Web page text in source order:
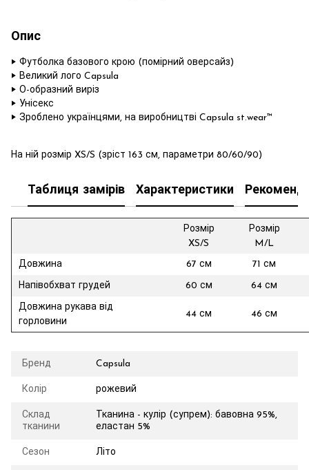
Опис
‣ Футболка базового крою (помірний оверсайз)
‣ Великий лого Capsula
‣ О-образний виріз
‣ Унісекс
‣ Зроблено українцями, на виробництві Capsula st.wear™
На ній розмір XS/S (зріст 163 см, параметри 80/60/90)
Таблиця замірів Характеристики
Розмір
XS/S
Розмір
M/L
Довжина 67 см 71 см
Напівобхват грудей 60 см 64 см
Довжина рукава від
горловини
44 см 46 см
Бренд Capsula
Колір рожевий
Склад
тканини
Тканина - кулір (супрем): бавовна 95%,
еластан 5%
Сезон Літо